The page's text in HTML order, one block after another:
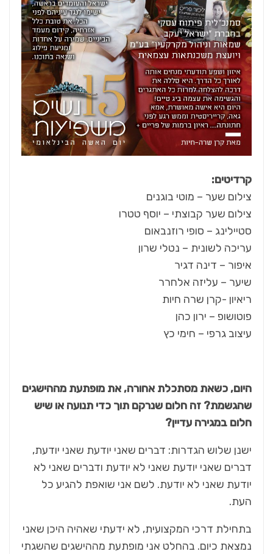
קרדיטים:
צילום שער – מוטי בוגנים
צילום שער קבוצתי – יוסף טטרו
סטיילינג – סופי רוזנבאום
עריכה לשונית – נטלי שרון
איפור – דינה דגיר
שיער – עליזה אלחרר
ריאיון -קרן שרה חיות
פוטושופ – ירון כהן
עיצוב גרפי – חימי כץ
היום, כשאת מסתכלת אחורה, את מופתעת מההישגים
שהגשמת? זה חלום שנרקם תוך כדי תנועה או שיש
חלום במגירה עדיין?
ישנן שלוש הגדרות: דברים שאני יודעת שאני יודעת,
דברים שאני יודעת שאני לא יודעת ודברים שאני לא
יודעת שאני לא יודעת. לשם אני שואפת להגיע כל
העת.
בתחילת דרכי המקצועית, לא ידעתי שאהיה היכן שאני
נמצאת כיום. בהחלט אני מופתעת מההישגים שהשגתי